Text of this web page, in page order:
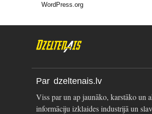
WordPress.org
Par dzeltenais.lv
Viss par un ap jaunāko, karstāko un
informāciju izklaides industrijā un